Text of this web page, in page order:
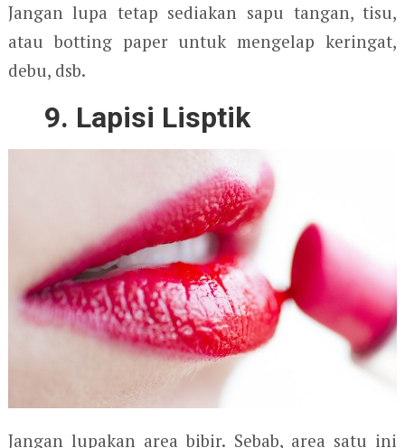
Jangan lupa tetap sediakan sapu tangan, tisu,
atau botting paper untuk mengelap keringat,
debu, dsb.
9. Lapisi Lisptik
Jangan lupakan area bibir. Sebab, area satu ini